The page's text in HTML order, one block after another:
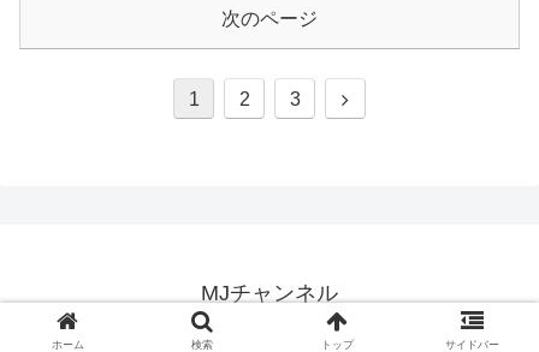
次のページ
1 2 3
次
MJチャンネル
© 2023 MJチャンネル.
ホーム 検索 トップ サイドバー